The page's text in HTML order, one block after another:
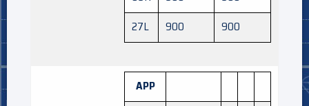
27L
900 900
APP